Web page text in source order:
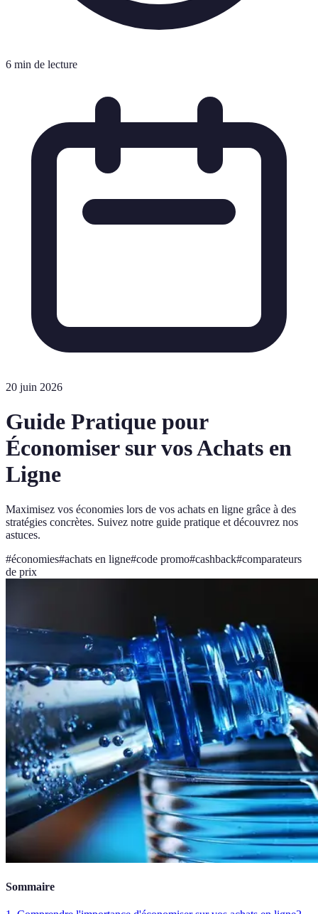
6 min de lecture
20 juin 2026
Guide Pratique pour
Économiser sur vos Achats en
Ligne
Maximisez vos économies lors de vos achats en ligne grâce à des
stratégies concrètes. Suivez notre guide pratique et découvrez nos
astuces.
#économies#achats en ligne#code promo#cashback#comparateurs
de prix
Sommaire